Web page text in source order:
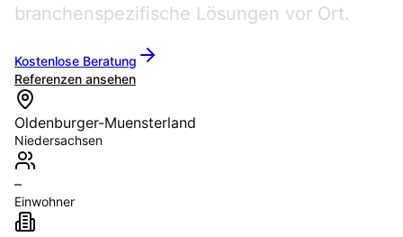
branchenspezifische Lösungen vor Ort.
Kostenlose Beratung
Referenzen ansehen
Oldenburger-Muensterland
Niedersachsen
–
Einwohner